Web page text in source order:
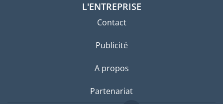
L'ENTREPRISE
Contact
Publicité
A propos
Partenariat